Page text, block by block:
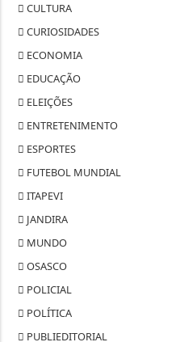
CULTURA
CURIOSIDADES
ECONOMIA
EDUCAÇÃO
ELEIÇÕES
ENTRETENIMENTO
ESPORTES
FUTEBOL MUNDIAL
ITAPEVI
JANDIRA
MUNDO
OSASCO
POLICIAL
POLÍTICA
PUBLIEDITORIAL